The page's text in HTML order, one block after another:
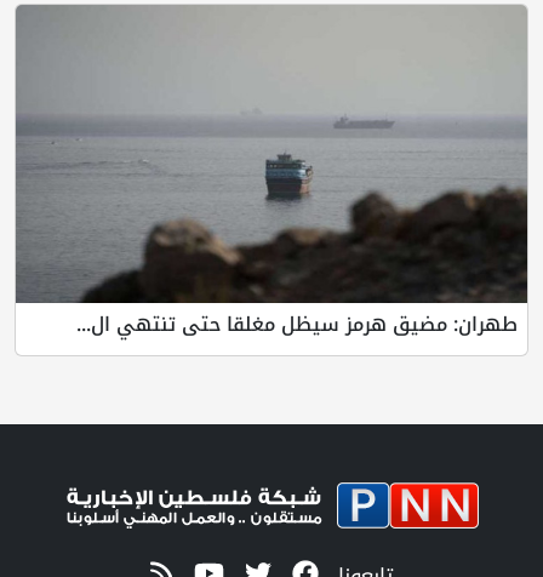
طهران: مضيق هرمز سيظل مغلقا حتى تنتهي ال...